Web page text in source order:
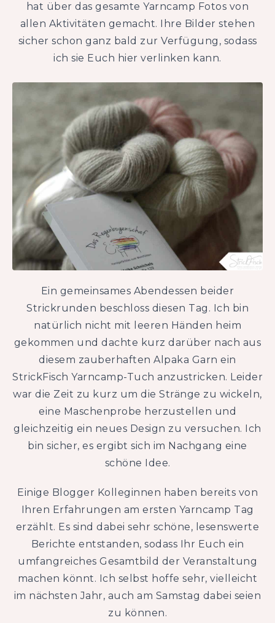
hat über das gesamte Yarncamp Fotos von
allen Aktivitäten gemacht. Ihre Bilder stehen
sicher schon ganz bald zur Verfügung, sodass
ich sie Euch hier verlinken kann.
Ein gemeinsames Abendessen beider
Strickrunden beschloss diesen Tag. Ich bin
natürlich nicht mit leeren Händen heim
gekommen und dachte kurz darüber nach aus
diesem zauberhaften Alpaka Garn ein
StrickFisch Yarncamp-Tuch anzustricken. Leider
war die Zeit zu kurz um die Stränge zu wickeln,
eine Maschenprobe herzustellen und
gleichzeitig ein neues Design zu versuchen. Ich
bin sicher, es ergibt sich im Nachgang eine
schöne Idee.
Einige Blogger Kolleginnen haben bereits von
Ihren Erfahrungen am ersten Yarncamp Tag
erzählt. Es sind dabei sehr schöne, lesenswerte
Berichte entstanden, sodass Ihr Euch ein
umfangreiches Gesamtbild der Veranstaltung
machen könnt. Ich selbst hoffe sehr, vielleicht
im nächsten Jahr, auch am Samstag dabei seien
zu können.